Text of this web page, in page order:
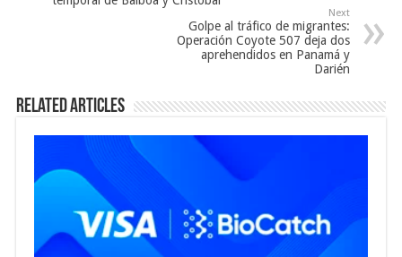
Next
Golpe al tráfico de migrantes:
Operación Coyote 507 deja dos
aprehendidos en Panamá y
Darién
Related Articles